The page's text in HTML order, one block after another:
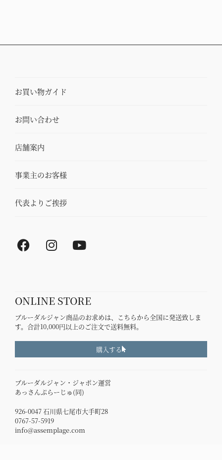
お買い物ガイド
お問い合わせ
店舗案内
事業主のお客様
代表よりご挨拶
F
a
o
o
k
I
n
g
r
a
m
Y
o
b
e
ONLINE STORE
ブルーダルジャン商品のお求めは、こちらから全国に発送致しま
す。合計10,000円以上のご注文で送料無料。
購入する
ブルーダルジャン・ジャポン運営
あっさんぷらーじゅ(同)
926-0047 石川県七尾市大手町28
0767-57-5919
info@assemplage.com